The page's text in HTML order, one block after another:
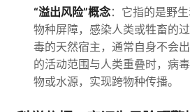
“溢出风险”概念：它指的是野
物种屏障，感染人类或牲畜的
毒的天然宿主，通常自身不会
的活动范围与人类重叠时，病
物或水源，实现跨物种传播。